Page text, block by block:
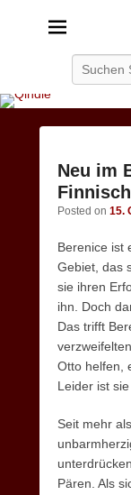
Neu im
Posted on 15.
Berenice ist
Gebiet, das
sie ihren
ihn. Doch
Das trifft
Otto helfen,
Leider ist
Seit mehr
Pären. Als